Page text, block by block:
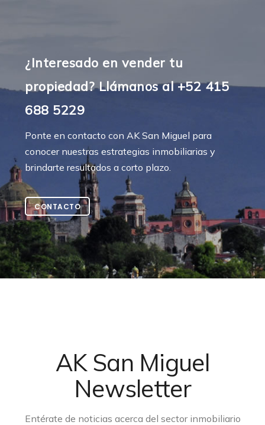
¿Interesado en vender tu
propiedad? Llámanos al +52 415
688 5229
Ponte en contacto con AK San Miguel para
conocer nuestras estrategias inmobiliarias y
brindarte resultados a corto plazo.
CONTACTO
AK San Miguel
Newsletter
Entérate de noticias acerca del sector inmobiliario